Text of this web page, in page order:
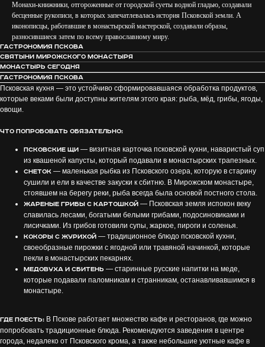
Монахи-книжники, отгороженные от городской суеты водной гладью, создавали
бесценные рукописи, в которых запечатлевалась история Псковской земли. А
иконописцы, работавшие в монастырской мастерской, создавали образы,
разносившиеся затем по всему православному миру.
Гастрономия Пскова
Святыни Мирожского монастыря
Монастырь сегодня
Гастрономия Пскова
Псковская кухня — это устойчиво сформировавшаяся обработка продуктов,
которые веками были доступны жителям этого края: рыба, мёд, грибы, ягоды,
овощи.
Что попробовать обязательно:
Псковские щи — визитная карточка псковской кухни, наваристый суп
из квашеной капусты, который подавали в монастырских трапезных.
Снеток — маленькая рыбка из Псковского озера, которую в старину
сушили и ели в качестве закуски к сбитню. В Мирожском монастыре,
стоявшем на берегу реки, рыба всегда была основой постного стола.
Жареные грибы с картошкой — Псковская земля испокон веку
славилась лесами, богатыми белыми грибами, подосиновиками и
лисичками. Из грибов готовили супы, жаркое, пироги и соленья.
Кокоры с журихой — традиционное блюдо псковской кухни,
своеобразные пирожки с ягодной или травяной начинкой, которые
пекли в монастырских пекарнях.
Медовуха и сбитень — старинные русские напитки на меде,
которые подавали паломникам и странникам, останавливавшимся в
монастыре.
Где поесть: В Пскове работает множество кафе и ресторанов, где можно
попробовать традиционные блюда. Рекомендуются заведения в центре
города, недалеко от Псковского крома, а также небольшие уютные кафе в